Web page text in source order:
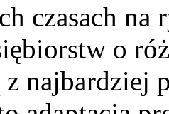
czasach
o
z najbardziej